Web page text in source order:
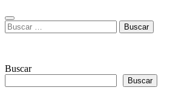
Buscar:
Buscar
Buscar